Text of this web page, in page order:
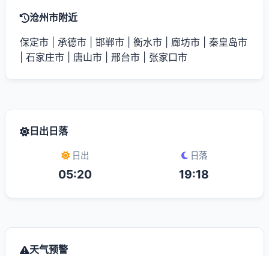
沧州市附近
保定市 承德市 邯郸市 衡水市 廊坊市
秦皇岛市
石家庄市 唐山市 邢台市 张家口市
日出日落
日出
05:20
日落
19:18
天气预警